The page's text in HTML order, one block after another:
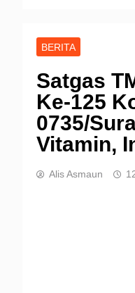
BERITA
Satgas
Ke-125
0735/
Vitamin,
Alis Asmaun